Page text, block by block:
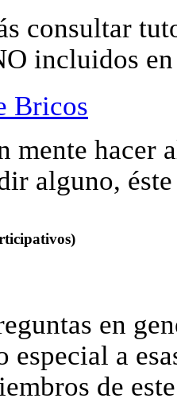
consultar
incluidos
Bricos
mente hacer
alguno,
en
especial a
de